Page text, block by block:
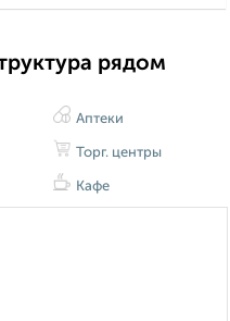
рядом
Аптеки
Торг. центры
Кафе